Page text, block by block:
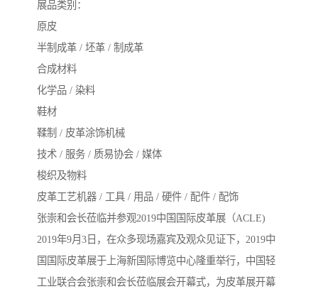
展品类别：
原皮
半制成革 / 坯革 / 制成革
合成材料
化学品 / 染料
鞋材
鞣制 / 皮革涂饰机械
技术 / 服务 / 质易协会 / 媒体
梭织及物料
皮革工艺机器 / 工具 / 用品 / 硬件 / 配件 / 配饰
张崇和会长莅临并参观2019中国国际皮革展（ACLE)
2019年9月3日，在众多现场嘉宾及观众见证下，2019中
国国际皮革展于上海新国际博览中心隆重举行，中国轻
工业联合会张崇和会长莅临展会开幕式，为皮革展开幕